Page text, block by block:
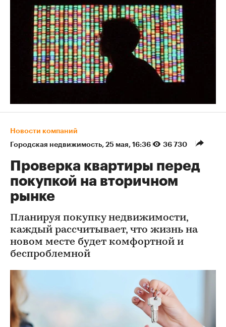
Новости компаний
Городская недвижимость⁠, 25 мая, 16:36 36 730
Проверка квартиры перед
покупкой на вторичном
рынке
Планируя покупку недвижимости,
каждый рассчитывает, что жизнь на
новом месте будет комфортной и
беспроблемной